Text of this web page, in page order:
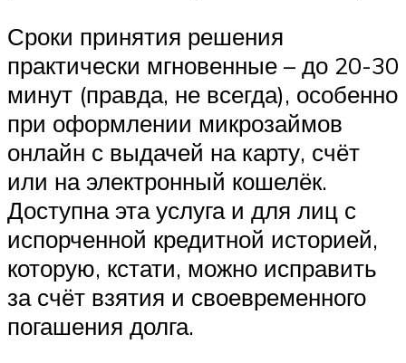
Сроки принятия решения
практически мгновенные – до 20-30
минут (правда, не всегда), особенно
при оформлении микрозаймов
онлайн с выдачей на карту, счёт
или на электронный кошелёк.
Доступна эта услуга и для лиц с
испорченной кредитной историей,
которую, кстати, можно исправить
за счёт взятия и своевременного
погашения долга.